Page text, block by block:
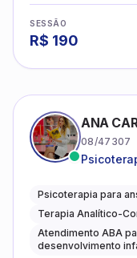
SESSÃO
R$ 190
ANA
08/47307
Psicoterapia para
Terapia Analítico-
Atendimento ABA
desenvolvimento